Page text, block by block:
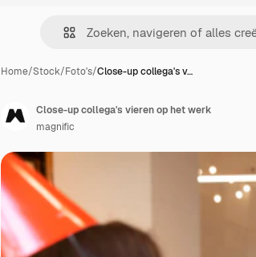
Home/Stock/Foto's/Close-up collega's v…
Close-up collega's vieren op het werk
magnific